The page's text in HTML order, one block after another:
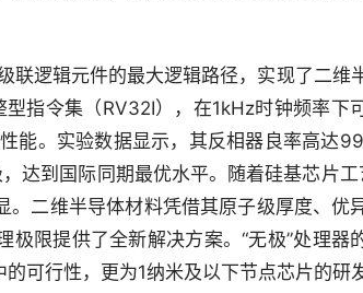
联逻辑元件的最大逻辑路径，实现了二维
指令集（RV32I），在1kHz时钟频率下
能。实验数据显示，其反相器良率高达
达到国际同期最优水平。随着硅基芯片工
二维半导体材料凭借其原子级厚度、优
限提供了全新解决方案。“无极”处理器
可行性，更为1纳米及以下节点芯片的研